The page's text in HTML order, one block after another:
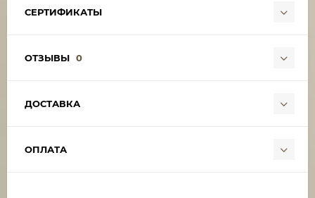
СЕРТИФИКАТЫ
ОТЗЫВЫ 0
ДОСТАВКА
ОПЛАТА